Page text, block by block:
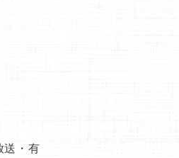
送・有